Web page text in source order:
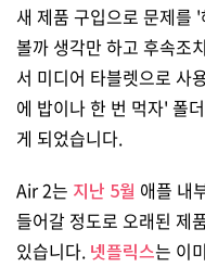
새 제품 구입으로 문제를
볼까 생각만 하고 후속조
서 미디어 타블렛으로 사
에 밥이나 한 번 먹자' 폴
게 되었습니다.
Air 2는 지난 5월 애플 내
들어갈 정도로 오래된 제
있습니다. 넷플릭스는 이